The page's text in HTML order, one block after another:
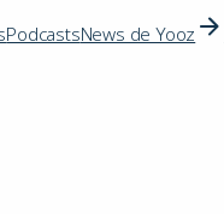
PodcastsNews de Yooz